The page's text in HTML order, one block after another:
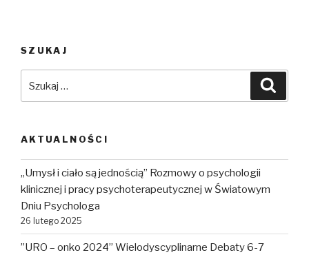
SZUKAJ
AKTUALNOŚCI
„Umysł i ciało są jednością” Rozmowy o psychologii
klinicznej i pracy psychoterapeutycznej w Światowym
Dniu Psychologa
26 lutego 2025
”URO – onko 2024” Wielodyscyplinarne Debaty 6-7